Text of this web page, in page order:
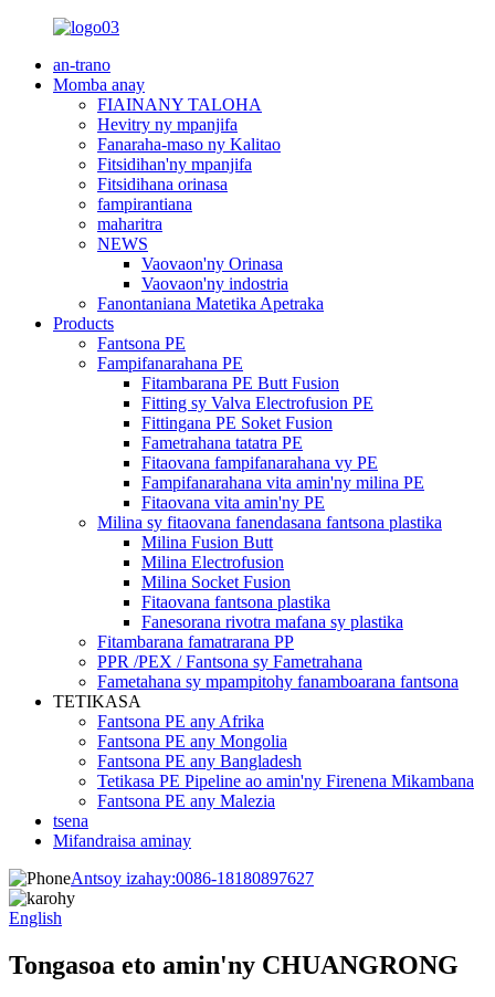
an-trano
Momba anay
FIAINANY TALOHA
Hevitry ny mpanjifa
Fanaraha-maso ny Kalitao
Fitsidihan'ny mpanjifa
Fitsidihana orinasa
fampirantiana
maharitra
NEWS
Vaovaon'ny Orinasa
Vaovaon'ny indostria
Fanontaniana Matetika Apetraka
Products
Fantsona PE
Fampifanarahana PE
Fitambarana PE Butt Fusion
Fitting sy Valva Electrofusion PE
Fittingana PE Soket Fusion
Fametrahana tatatra PE
Fitaovana fampifanarahana vy PE
Fampifanarahana vita amin'ny milina PE
Fitaovana vita amin'ny PE
Milina sy fitaovana fanendasana fantsona plastika
Milina Fusion Butt
Milina Electrofusion
Milina Socket Fusion
Fitaovana fantsona plastika
Fanesorana rivotra mafana sy plastika
Fitambarana famatrarana PP
PPR /PEX / Fantsona sy Fametrahana
Fametahana sy mpampitohy fanamboarana fantsona
TETIKASA
Fantsona PE any Afrika
Fantsona PE any Mongolia
Fantsona PE any Bangladesh
Tetikasa PE Pipeline ao amin'ny Firenena Mikambana
Fantsona PE any Malezia
tsena
Mifandraisa aminay
Antsoy izahay:0086-18180897627
English
Tongasoa eto amin'ny CHUANGRONG